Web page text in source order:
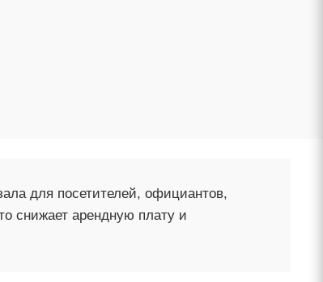
для посетителей, официантов,
снижает арендную плату и